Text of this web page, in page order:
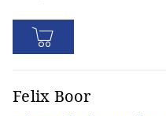
Felix Boor